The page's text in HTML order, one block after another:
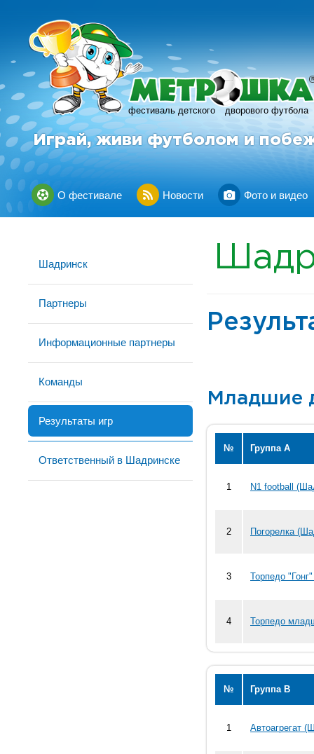
фестиваль детского дворового футбола
R
Играй, живи футболом и
О фестивале Новости Фото и видео
Шадринск
Партнеры
Информационные партнеры
Команды
Результаты игр
Ответственный в Шадринске
Младшие
№ Группа А
1 N1 football
2 Погорелка
3 Торпедо
4 Торпедо
№ Группа В
1 Автоагрегат